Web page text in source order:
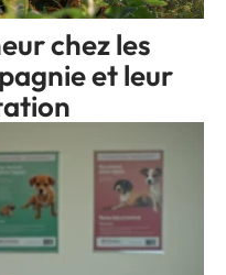
chez les
et leur